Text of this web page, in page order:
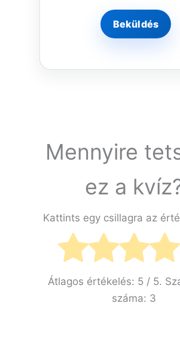
Mennyire
ez a
Kattints egy csillagra az
Átlagos értékelés: 5 / 5.
száma: 3